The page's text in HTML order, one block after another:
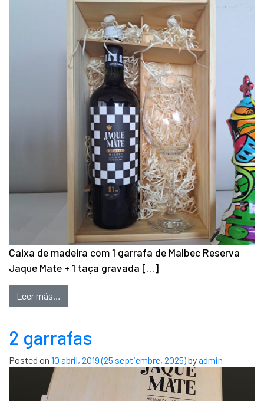
Caixa de madeira com 1 garrafa de Malbec Reserva
Jaque Mate + 1 taça gravada […]
Leer más…
2 garrafas
Posted on 10 abril, 2019(25 septiembre, 2025)byadmin